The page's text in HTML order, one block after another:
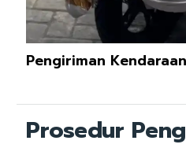
Pengiriman Kendaraan
Prosedur